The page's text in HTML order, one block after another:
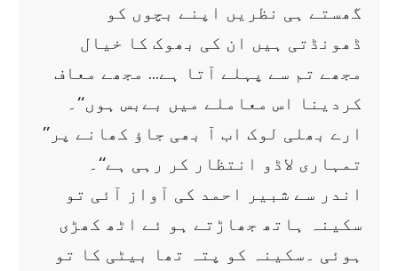
گھستے ہی نظریں اپنے بچوں کو
ڈھونڈتی ہیں ان کی بھوک کا خیال
مجھے تم سے پہلے آتا ہے… مجھے معاف
کردینا اس معاملے میں بےبس ہوں‘‘۔
’’ارے بھلی لوک اب آ بھی جاؤ کھانے پر
تمہاری لاڈو انتظار کر رہی ہے‘‘۔
اندر سے شبیر احمد کی آواز آئی تو
سکینہ ہاتھ جھاڑتے ہو ئے اٹھ کھڑی
ہوئی ۔سکینہ کو پتہ تھا بیٹی کا تو